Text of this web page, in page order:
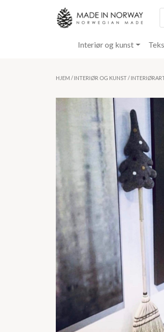
Interiør og kunst
HJEM / INTERIØR OG KUNST/